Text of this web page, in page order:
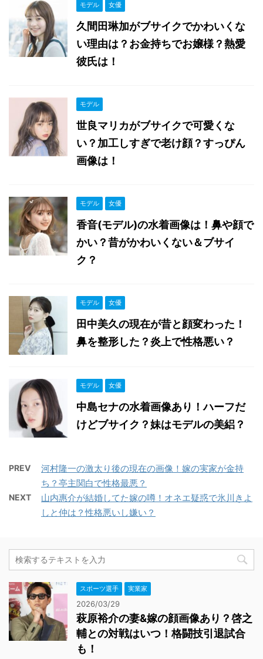
モデル 女優
久間田琳加がブサイクでかわいくな
い理由は？お金持ちでお嬢様？熱愛
彼氏は！
モデル
世良マリカがブサイクで可愛くな
い？加工しすぎで老け顔？すっぴん
画像は！
モデル 女優
香音(モデル)の水着画像は！鼻や顔で
かい？昔がかわいくない＆ブサイ
ク？
モデル 女優
田中美久の現在が昔と顔変わった！
鼻を整形した？炎上で性格悪い？
モデル 女優
中島セナの水着画像あり！ハーフだ
けどブサイク？妹はモデルの美絽？
PREV
河村隆一の激太り後の現在の画像！嫁の実家が金持
ち？亭主関白で性格最悪？
NEXT
山内惠介が結婚してた嫁の噂！オネエ疑惑で氷川きよ
しと仲は？性格悪いし嫌い？
スポーツ選手 実業家
2026/03/29
萩原裕介の妻&嫁の顔画像あり？啓之
輔との対戦はいつ！格闘技引退試合
も！